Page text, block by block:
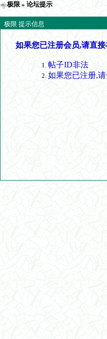
极限 » 论坛提示
极限 提示信息
如果您已注册会员,请直
帖子ID非法
如果您已注册,